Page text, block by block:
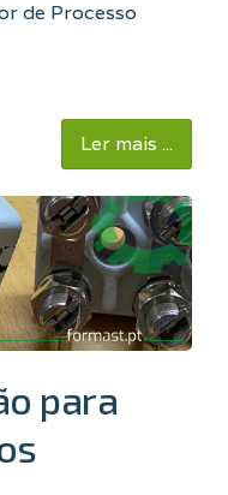
de Processo
Ler mais ...
para